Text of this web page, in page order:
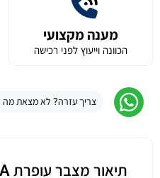
מענה מקצועי
הכוונה וייעוץ לפני רכישה
צריך עזרה? לא מצאת